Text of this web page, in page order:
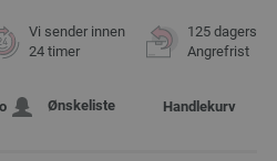
Vi sender innen
24 timer
125 dagers
Angrefrist
Ønskeliste Handlekurv